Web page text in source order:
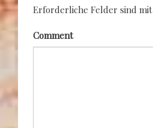
Erforderliche Felder sind mit
Comment